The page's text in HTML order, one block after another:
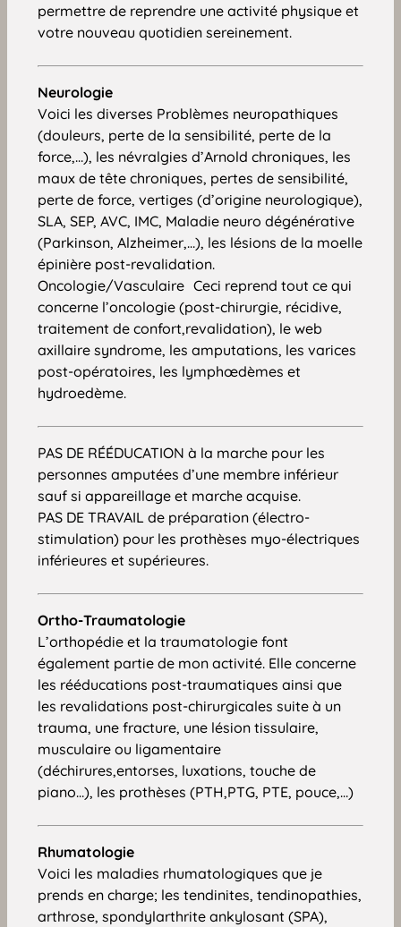
permettre de reprendre une activité physique et
votre nouveau quotidien sereinement.
Neurologie
Voici les diverses Problèmes neuropathiques
(douleurs, perte de la sensibilité, perte de la
force,…), les névralgies d’Arnold chroniques, les
maux de tête chroniques, pertes de sensibilité,
perte de force, vertiges (d’origine neurologique),
SLA, SEP, AVC, IMC, Maladie neuro dégénérative
(Parkinson, Alzheimer,…), les lésions de la moelle
épinière post-revalidation.
Oncologie/Vasculaire Ceci reprend tout ce qui
concerne l’oncologie (post-chirurgie, récidive,
traitement de confort,revalidation), le web
axillaire syndrome, les amputations, les varices
post-opératoires, les lymphœdèmes et
hydroedème.
PAS DE RÉÉDUCATION à la marche pour les
personnes amputées d’une membre inférieur
sauf si appareillage et marche acquise.
PAS DE TRAVAIL de préparation (électro-
stimulation) pour les prothèses myo-électriques
inférieures et supérieures.
Ortho-Traumatologie
L’orthopédie et la traumatologie font
également partie de mon activité. Elle concerne
les rééducations post-traumatiques ainsi que
les revalidations post-chirurgicales suite à un
trauma, une fracture, une lésion tissulaire,
musculaire ou ligamentaire
(déchirures,entorses, luxations, touche de
piano…), les prothèses (PTH,PTG, PTE, pouce,…)
Rhumatologie
Voici les maladies rhumatologiques que je
prends en charge; les tendinites, tendinopathies,
arthrose, spondylarthrite ankylosant (SPA),